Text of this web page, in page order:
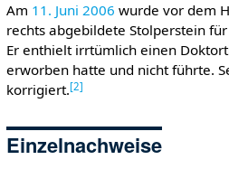
Am 11. Juni 2006 wurde vor dem
rechts abgebildete Stolperstein
Er enthielt irrtümlich einen
erworben hatte und nicht führte.
korrigiert.[2]
Einzelnachweise